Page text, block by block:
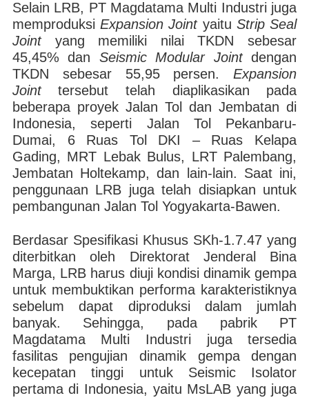
Selain LRB, PT Magdatama Multi Industri juga
memproduksi Expansion Jointyaitu Strip Seal
Jointyang memiliki nilai TKDN sebesar
45,45% dan Seismic Modular Jointdengan
TKDN sebesar 55,95 persen. Expansion
Jointtersebut telah diaplikasikan pada
beberapa proyek Jalan Tol dan Jembatan di
Indonesia, seperti Jalan Tol Pekanbaru-
Dumai, 6 Ruas Tol DKI – Ruas Kelapa
Gading, MRT Lebak Bulus, LRT Palembang,
Jembatan Holtekamp, dan lain-lain. Saat ini,
penggunaan LRB juga telah disiapkan untuk
pembangunan Jalan Tol Yogyakarta-Bawen.
Berdasar Spesifikasi Khusus SKh-1.7.47 yang
diterbitkan oleh Direktorat Jenderal Bina
Marga, LRB harus diuji kondisi dinamik gempa
untuk membuktikan performa karakteristiknya
sebelum dapat diproduksi dalam jumlah
banyak. Sehingga, pada pabrik PT
Magdatama Multi Industri juga tersedia
fasilitas pengujian dinamik gempa dengan
kecepatan tinggi untuk Seismic Isolator
pertama di Indonesia, yaitu MsLAB yang juga